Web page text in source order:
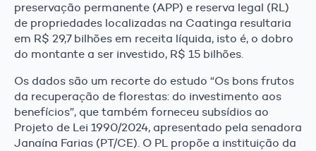
preservação permanente (APP) e reserva legal (RL)
de propriedades localizadas na Caatinga resultaria
em R$ 29,7 bilhões em receita líquida, isto é, o dobro
do montante a ser investido, R$ 15 bilhões.
Os dados são um recorte do estudo “Os bons frutos
da recuperação de florestas: do investimento aos
benefícios”, que também forneceu subsídios ao
Projeto de Lei 1990/2024, apresentado pela senadora
Janaína Farias (PT/CE). O PL propõe a instituição da